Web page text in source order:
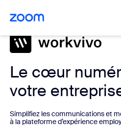
contenu principal
au chat d’aide
Le cœur
votre
Simplifiez les communications et
à la plateforme d’expérience